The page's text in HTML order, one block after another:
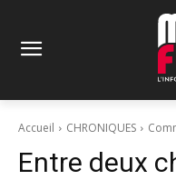
Accueil CHRONIQUES
Entre deux